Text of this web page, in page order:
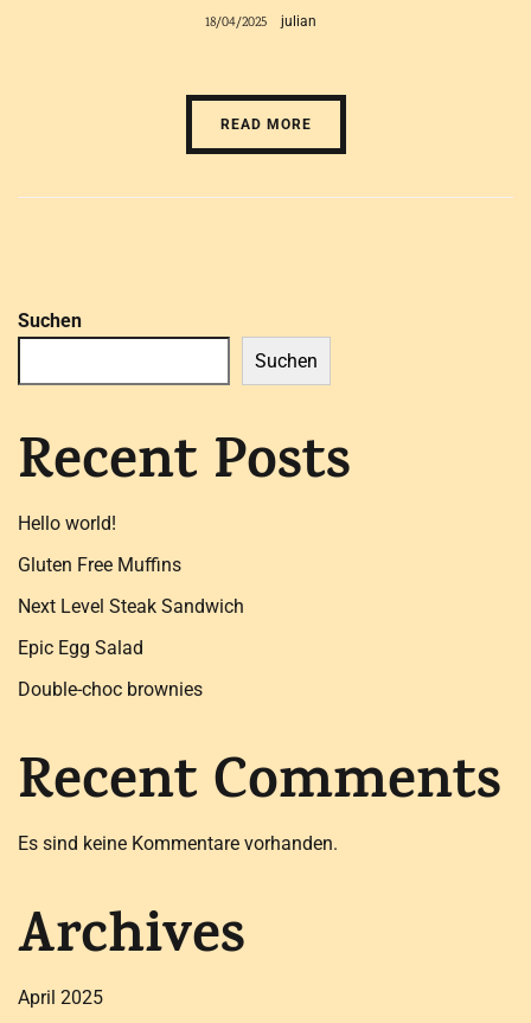
18/04/2025 julian
READ MORE
Suchen
Suchen
Recent Posts
Hello world!
Gluten Free Muffins
Next Level Steak Sandwich
Epic Egg Salad
Double-choc brownies
Recent Comments
Es sind keine Kommentare vorhanden.
Archives
April 2025